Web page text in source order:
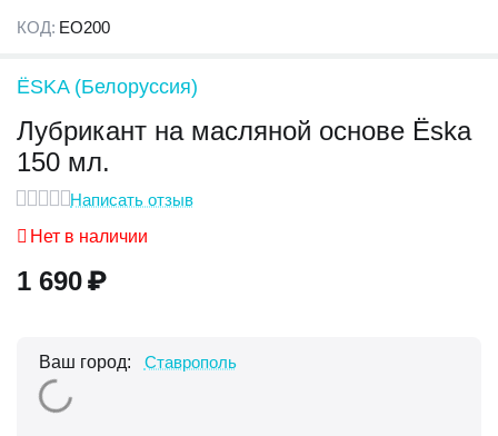
КОД: EO200
ЁSKA (Белоруссия)
Лубрикант на масляной основе Ёska
150 мл.
Написать отзыв
Нет в наличии
1 690₽
Ваш город: Ставрополь